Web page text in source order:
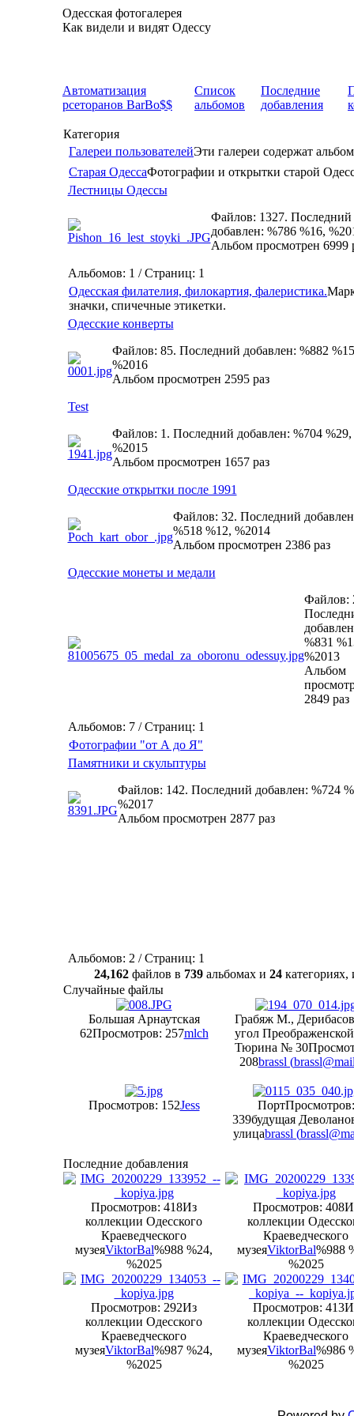
Одесская фотогалерея
Как видели и видят Одессу
Автоматизация
рсеторанов BarBo$$
Список
альбомов
Последние
добавления
Категория
Галереи пользователейЭти галереи содержат
Старая ОдессаФотографии и открытки старой
Лестницы Одессы
Файлов: 1327. Последний
добавлен: %786 %16,
Альбом просмотрен 6999
Альбомов: 1 / Страниц: 1
Одесская филателия, филокартия, фалеристика.
значки, спичечные этикетки.
Одесские конверты
Файлов: 85. Последний добавлен: %882
%2016
Альбом просмотрен 2595 раз
Test
Файлов: 1. Последний добавлен: %704 %29,
%2015
Альбом просмотрен 1657 раз
Одесские открытки после 1991
Файлов: 32. Последний
%518 %12, %2014
Альбом просмотрен 2386 раз
Одесские монеты и медали
Файлов:
%831
%2013
Альбом
2849 раз
Альбомов: 7 / Страниц: 1
Фотографии "от А до Я"
Памятники и скульптуры
Файлов: 142. Последний добавлен: %724
%2017
Альбом просмотрен 2877 раз
Альбомов: 2 / Страниц: 1
24,162 файлов в 739 альбомах и 24
Случайные файлы
Большая Арнаутская
62Просмотров: 257mlch
Грабяж М.,
угол
Тюрина № 30
208brassl (
Просмотров: 152Jess ПортПросмотров:
339будущая
улицаbrassl (
Последние добавления
Просмотров: 418Из
коллекции Одесского
Краеведческого
музеяViktorBal%988 %24,
%2025
Просмотров: 408
коллекции
Краеведческого
музеяViktorBal%988
%2025
Просмотров: 292Из
коллекции Одесского
Краеведческого
музеяViktorBal%987 %24,
%2025
Просмотров: 413
коллекции
Краеведческого
музеяViktorBal%986
%2025